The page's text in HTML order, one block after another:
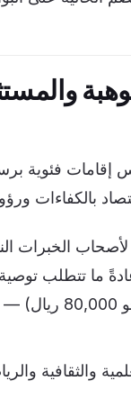
إقامات فئوية
بالكفاءات
لأصحاب الخبرات
ما تتطلب
للراتب الشهري
والثقافية